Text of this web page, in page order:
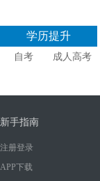
学历提升
自考 成人高考
新手指南
注册登录
APP下载